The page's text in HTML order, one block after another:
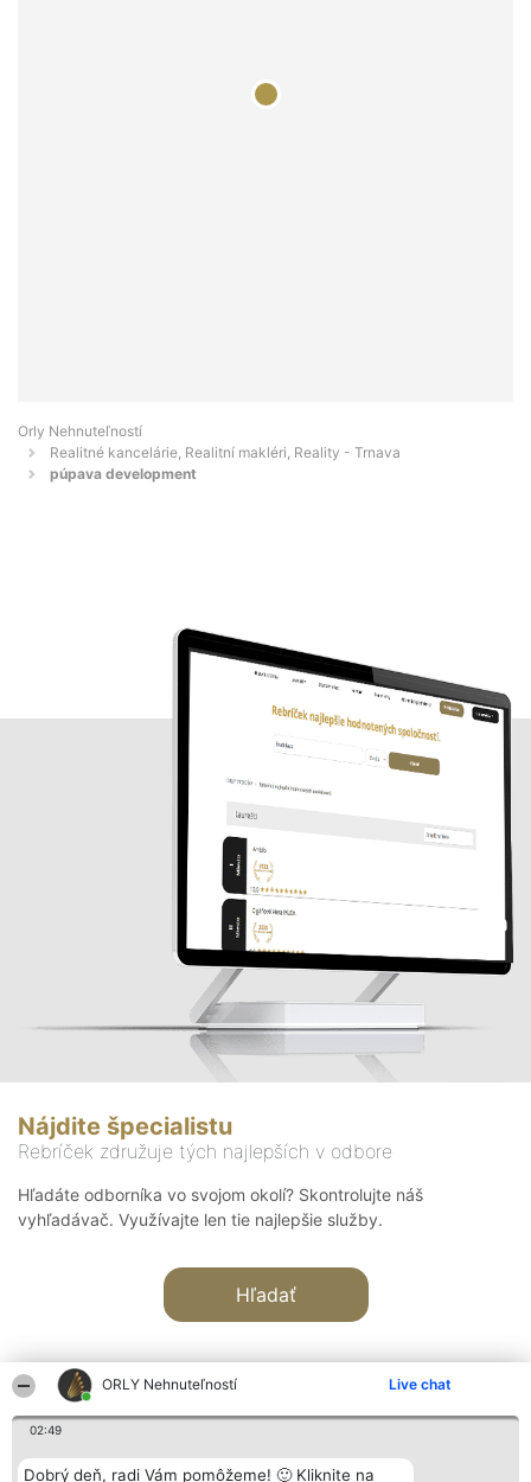
ORLY Nehnuteľností Live chat
02:49
Dobrý deň, radi Vám pomôžeme! 🙂 Kliknite na
Orly Nehnuteľností
Realitné kancelárie, Realitní makléri, Reality - Trnava
púpava development
Nájdite špecialistu
Rebríček združuje tých najlepších v odbore
Hľadáte odborníka vo svojom okolí? Skontrolujte náš
vyhľadávač. Využívajte len tie najlepšie služby.
Hľadať
Organizátor hodnotenia Hodnotenie Kontakt